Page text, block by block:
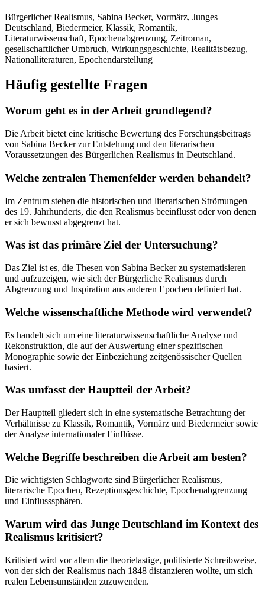
Bürgerlicher Realismus, Sabina Becker, Vormärz, Junges
Deutschland, Biedermeier, Klassik, Romantik,
Literaturwissenschaft, Epochenabgrenzung, Zeitroman,
gesellschaftlicher Umbruch, Wirkungsgeschichte, Realitätsbezug,
Nationalliteraturen, Epochendarstellung
Häufig gestellte Fragen
Worum geht es in der Arbeit grundlegend?
Die Arbeit bietet eine kritische Bewertung des Forschungsbeitrags
von Sabina Becker zur Entstehung und den literarischen
Voraussetzungen des Bürgerlichen Realismus in Deutschland.
Welche zentralen Themenfelder werden behandelt?
Im Zentrum stehen die historischen und literarischen Strömungen
des 19. Jahrhunderts, die den Realismus beeinflusst oder von denen
er sich bewusst abgegrenzt hat.
Was ist das primäre Ziel der Untersuchung?
Das Ziel ist es, die Thesen von Sabina Becker zu systematisieren
und aufzuzeigen, wie sich der Bürgerliche Realismus durch
Abgrenzung und Inspiration aus anderen Epochen definiert hat.
Welche wissenschaftliche Methode wird verwendet?
Es handelt sich um eine literaturwissenschaftliche Analyse und
Rekonstruktion, die auf der Auswertung einer spezifischen
Monographie sowie der Einbeziehung zeitgenössischer Quellen
basiert.
Was umfasst der Hauptteil der Arbeit?
Der Hauptteil gliedert sich in eine systematische Betrachtung der
Verhältnisse zu Klassik, Romantik, Vormärz und Biedermeier sowie
der Analyse internationaler Einflüsse.
Welche Begriffe beschreiben die Arbeit am besten?
Die wichtigsten Schlagworte sind Bürgerlicher Realismus,
literarische Epochen, Rezeptionsgeschichte, Epochenabgrenzung
und Einflusssphären.
Warum wird das Junge Deutschland im Kontext des
Realismus kritisiert?
Kritisiert wird vor allem die theorielastige, politisierte Schreibweise,
von der sich der Realismus nach 1848 distanzieren wollte, um sich
realen Lebensumständen zuzuwenden.